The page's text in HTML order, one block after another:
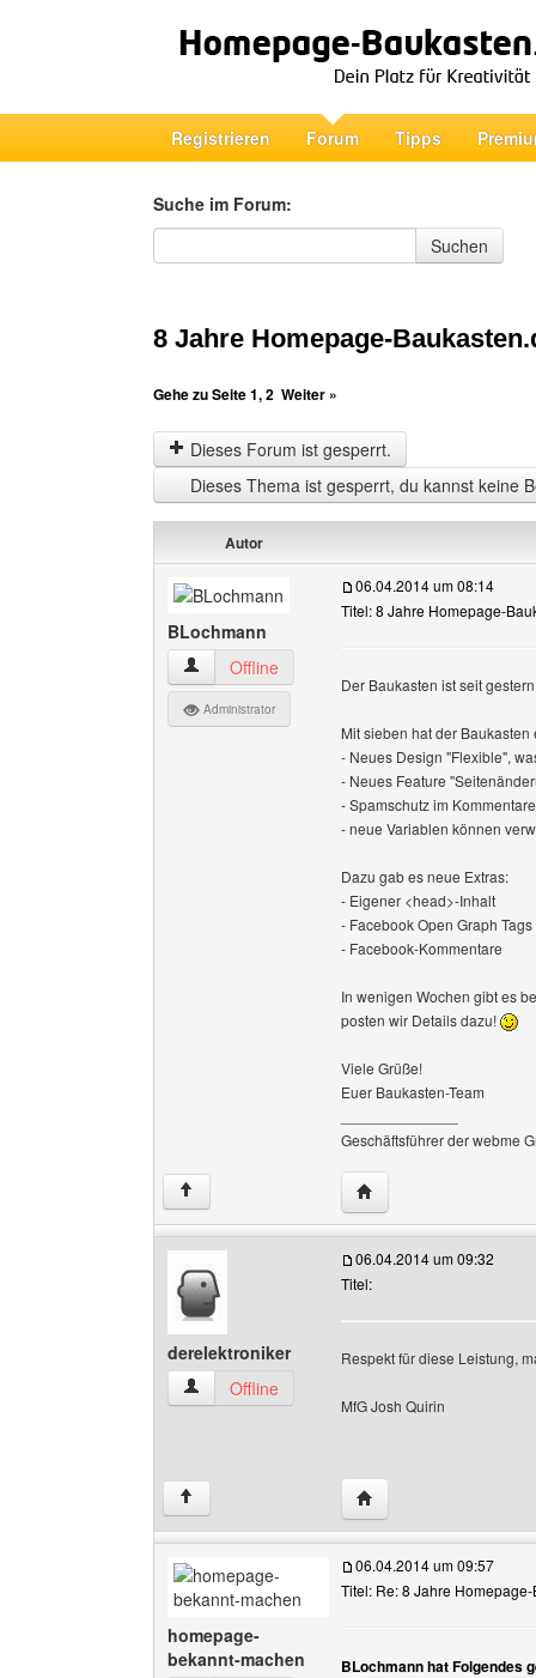
Registrieren Forum Tipps
Suche im Forum:
Suche im Forum
Suchen
8 Jahre Homepage-
Gehe zu Seite1,2 Weiter »
Dieses Forum ist gesperrt.
Dieses Thema ist gesperrt, du kannst keine
Autor
BLochmann
BLochmann Benutzer-Profile anzeigen
Offline
Administrator
06.04.2014 um 08:14
Titel: 8 Jahre Homepage-
Der Baukasten ist seit
Mit sieben hat der
- Neues Design "Flexible",
- Neues Feature
- Spamschutz im
- neue Variablen können
Dazu gab es neue Extras:
- Eigener <head>-Inhalt
- Facebook Open Graph Tags
- Facebook-Kommentare
In wenigen Wochen gibt es
posten wir Details dazu!
Viele Grüße!
Euer Baukasten-Team
Geschäftsführer der webme
↑ Website dieses
derelektroniker
derelektroniker Benutzer-Profile anzeigen
Offline
06.04.2014 um 09:32
Titel:
Respekt für diese Leistung,
MfG Josh Quirin
↑ Website dieses
homepage-
bekannt-machen
06.04.2014 um 09:57
Titel: Re: 8 Jahre
BLochmann hat Folgendes